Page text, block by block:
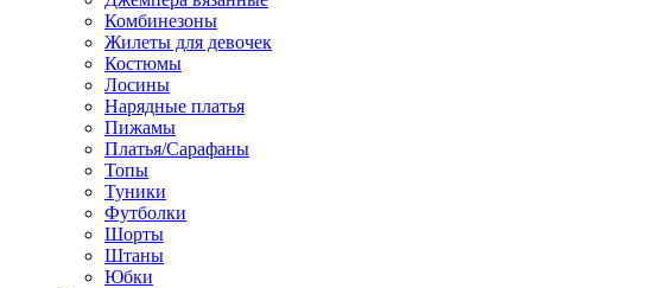
Комбинезоны
Жилеты для девочек
Костюмы
Лосины
Нарядные платья
Пижамы
Платья/Сарафаны
Топы
Туники
Футболки
Шорты
Штаны
Юбки